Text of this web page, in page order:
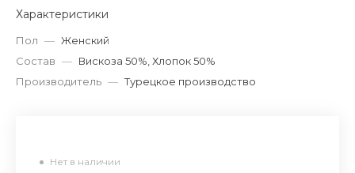
Характеристики
Пол — Женский
Состав — Вискоза 50%, Хлопок 50%
Производитель — Турецкое производство
Нет в наличии